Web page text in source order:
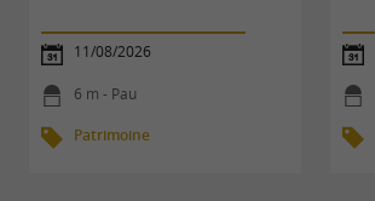
11/08/2026
6 m - Pau
Patrimoine